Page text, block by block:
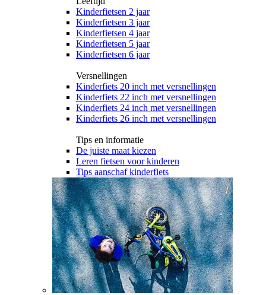
Kinderfietsen 2 jaar
Kinderfietsen 3 jaar
Kinderfietsen 4 jaar
Kinderfietsen 5 jaar
Kinderfietsen 6 jaar
Versnellingen
Kinderfiets 20 inch met versnellingen
Kinderfiets 22 inch met versnellingen
Kinderfiets 24 inch met versnellingen
Kinderfiets 26 inch met versnellingen
Tips en informatie
De juiste maat kiezen
Leren fietsen voor kinderen
Tips aanschaf kinderfiets